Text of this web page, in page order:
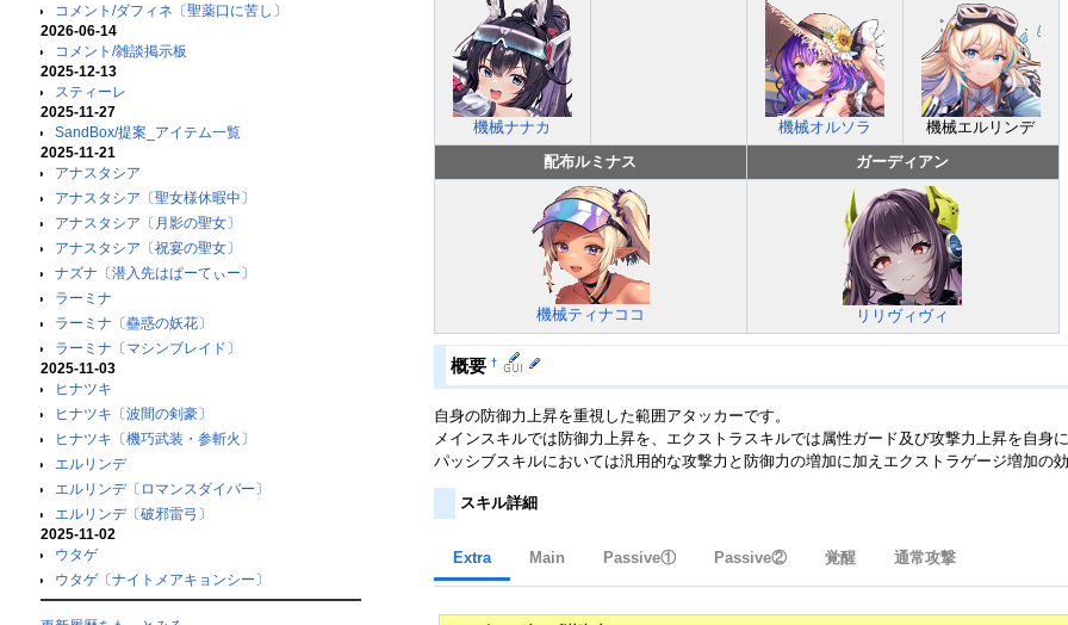
コメント/ダフィネ〔聖薬口に苦し〕
2026-06-14
コメント/雑談掲示板
2025-12-13
スティーレ
2025-11-27
SandBox/提案_アイテム一覧
2025-11-21
アナスタシア
アナスタシア〔聖女様休暇中〕
アナスタシア〔月影の聖女〕
アナスタシア〔祝宴の聖女〕
ナズナ〔潜入先はぱーてぃー〕
ラーミナ
ラーミナ〔蠱惑の妖花〕
ラーミナ〔マシンブレイド〕
2025-11-03
ヒナツキ
ヒナツキ〔波間の剣豪〕
ヒナツキ〔機巧武装・参斬火〕
エルリンデ
エルリンデ〔ロマンスダイバー〕
エルリンデ〔破邪雷弓〕
2025-11-02
ウタゲ
ウタゲ〔ナイトメアキョンシー〕
機械ナナカ 機械オルソラ
機械エルリンデ
配布ルミナス
ガーディアン
機械ティナココ リリヴィヴィ
概要†
自身の防御力上昇を重視した範囲アタッカーです。
メインスキルでは防御力上昇を、エクストラスキルでは属性ガード及び攻撃力上昇を自
パッシブスキルにおいては汎用的な攻撃力と防御力の増加に加えエクストラゲージ増加の
スキル詳細
Extra Main Passive① Passive② 覚醒 通常攻撃